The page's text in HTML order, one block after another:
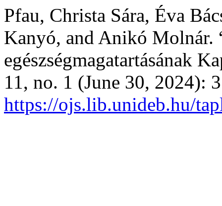
Pfau, Christa Sára, Éva
Kanyó, and Anikó Molnár.
egészségmagatartásának
11, no. 1 (June 30, 2024):
https://ojs.lib.unideb.hu/